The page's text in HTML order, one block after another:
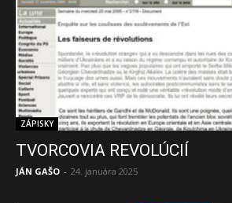
ZÁPISKY
TVORCOVIA REVOLÚCIÍ
JÁN GAŠO - 24. januára 2025